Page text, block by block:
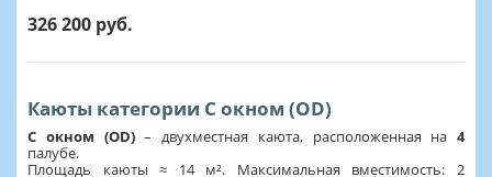
326 200 руб.
Каюты категории С окном (OD)
С окном (OD)– двухместная каюта, расположенная на 4
палубе.
Площадь каюты ≈ 14 м². Максимальная вместимость: 2